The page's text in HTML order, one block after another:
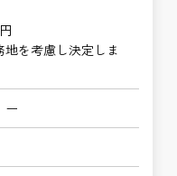
を考慮し決定しま
ー